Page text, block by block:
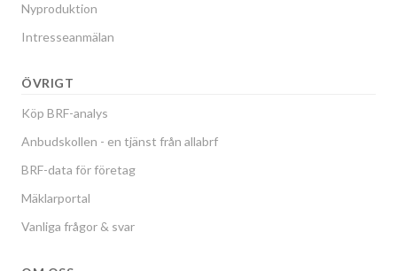
Nyproduktion
Intresseanmälan
ÖVRIGT
Köp BRF-analys
Anbudskollen - en tjänst från allabrf
BRF-data för företag
Mäklarportal
Vanliga frågor & svar